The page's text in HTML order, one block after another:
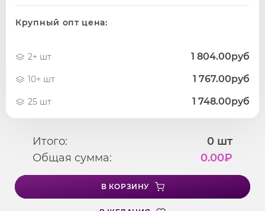
Крупный опт цена:
2+ шт 1 804.00руб
10+ шт 1 767.00руб
25 шт 1 748.00руб
Итого: 0 шт
Общая сумма:
0.00₽
В КОРЗИНУ